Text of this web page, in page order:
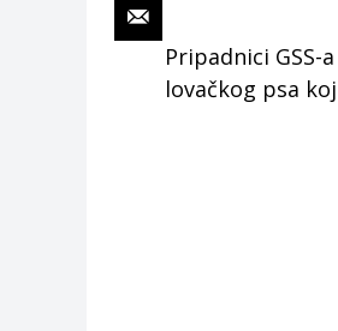
Pripadnici GSS-
lovačkog psa